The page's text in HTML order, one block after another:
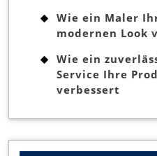
Wie ein Maler
modernen Look
Wie ein
Service Ihre
verbessert